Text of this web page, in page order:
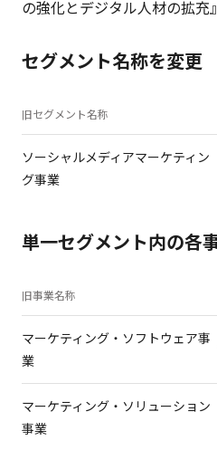
の強化とデジタル人材の拡充
セグメント名称を変更
旧セグメント名称
ソーシャルメディアマーケティン
グ事業
単一セグメント内の各
旧事業名称
マーケティング・ソフトウェア事
業
マーケティング・ソリューション
事業